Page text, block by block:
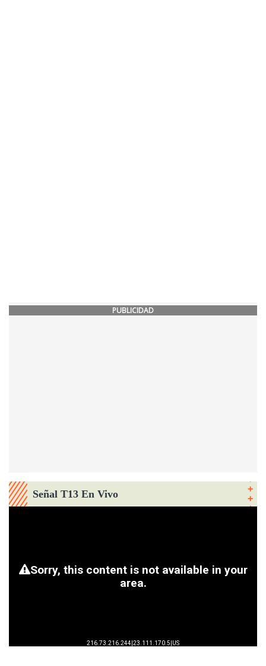
PUBLICIDAD
Señal T13 En Vivo